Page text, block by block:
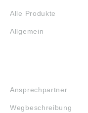
Alle Produkte
Allgemein
Ansprechpartner
Wegbeschreibung